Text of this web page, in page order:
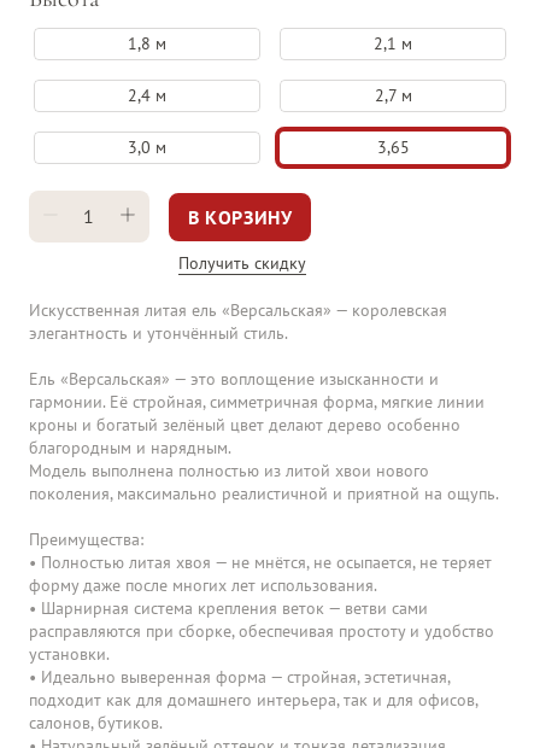
1,8 м 2,1 м
2,4 м 2,7 м
3,0 м 3,65
В КОРЗИНУ
Получить скидку
Искусственная литая ель «Версальская» — королевская
элегантность и утончённый стиль.
Ель «Версальская» — это воплощение изысканности и
гармонии. Её стройная, симметричная форма, мягкие линии
кроны и богатый зелёный цвет делают дерево особенно
благородным и нарядным.
Модель выполнена полностью из литой хвои нового
поколения, максимально реалистичной и приятной на ощупь.
Преимущества:
• Полностью литая хвоя — не мнётся, не осыпается, не теряет
форму даже после многих лет использования.
• Шарнирная система крепления веток — ветви сами
расправляются при сборке, обеспечивая простоту и удобство
установки.
• Идеально выверенная форма — стройная, эстетичная,
подходит как для домашнего интерьера, так и для офисов,
салонов, бутиков.